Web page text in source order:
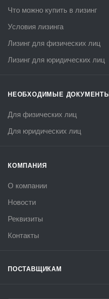
Что можно купить в лизинг
Условия лизинга
Лизинг для физических лиц
Лизинг для юридических лиц
НЕОБХОДИМЫЕ ДОКУМЕНТЫ
Для физических лиц
Для юридических лиц
КОМПАНИЯ
О компании
Новости
Реквизиты
Контакты
ПОСТАВЩИКАМ